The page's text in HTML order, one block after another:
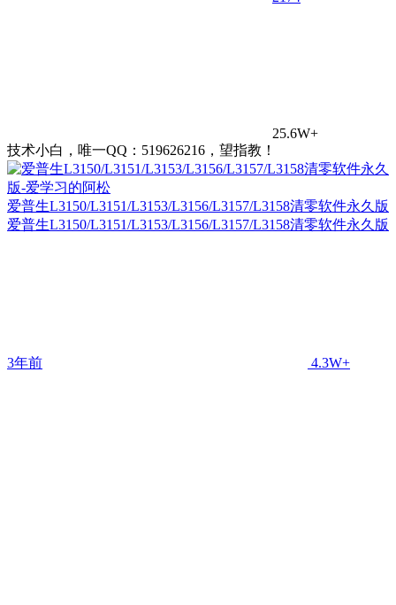
25.6W+
技术小白，唯一QQ：519626216，望指教！
爱普生L3150/L3151/L3153/L3156/L3157/L3158清零软件永久版
爱普生L3150/L3151/L3153/L3156/L3157/L3158清零软件永久版
3年前 4.3W+